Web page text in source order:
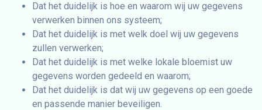
Dat het duidelijk is hoe en waarom wij uw gegevens
verwerken binnen ons systeem;
Dat het duidelijk is met welk doel wij uw gegevens
zullen verwerken;
Dat het duidelijk is met welke lokale bloemist uw
gegevens worden gedeeld en waarom;
Dat het duidelijk is dat wij uw gegevens op een goede
en passende manier beveiligen.